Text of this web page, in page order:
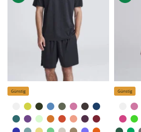
Günstig Günstig